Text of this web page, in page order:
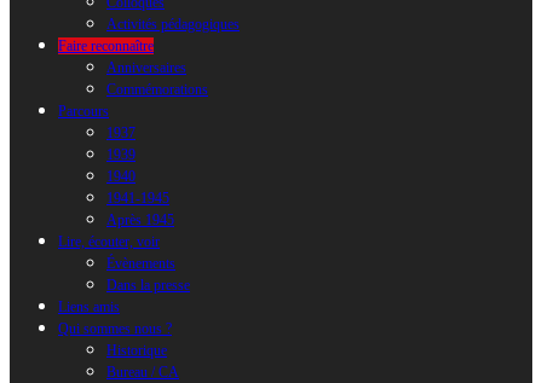
Activités pédagogiques
Faire reconnaître
Anniversaires
Commémorations
Parcours
1937
1939
1940
1941-1945
Après 1945
Lire, écouter, voir
Évènements
Dans la presse
Liens amis
Qui sommes nous ?
Historique
Bureau / CA